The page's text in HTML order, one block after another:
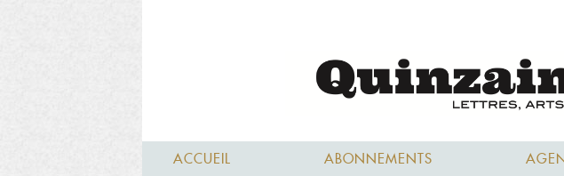
ACCUEIL ABONNEMENTS